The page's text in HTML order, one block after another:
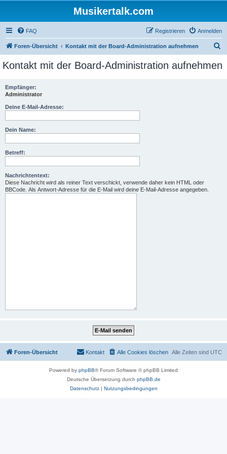
Musikertalk.com
FAQ Anmelden
Registrieren
Foren-Übersicht Kontakt mit der Board-Administration aufnehmen
c
Kontakt mit der Board-Administration aufnehmen
Empfänger:
Administrator
Deine E-Mail-Adresse:
Dein Name:
Betreff:
Nachrichtentext:
Diese Nachricht wird als reiner Text verschickt, verwende daher kein HTML oder
BBCode. Als Antwort-Adresse für die E-Mail wird deine E-Mail-Adresse angegeben.
Foren-Übersicht Alle Zeiten sind UTC
Alle Cookies löschen
Kontakt
Powered by phpBB® Forum Software © phpBB Limited
Deutsche Übersetzung durch phpBB.de
Datenschutz| Nutzungsbedingungen